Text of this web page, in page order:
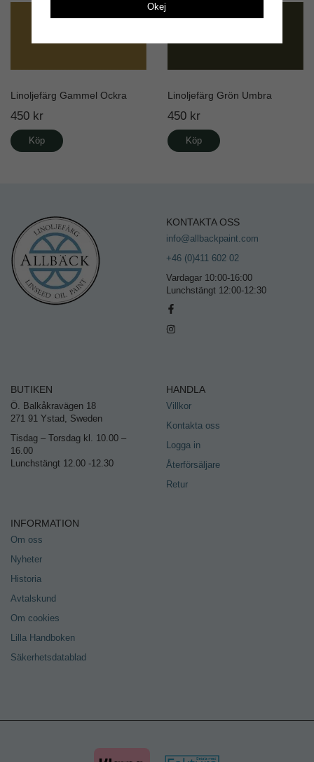
Linoljefärg Gammel Ockra
450 kr
Köp
Linoljefärg Grön Umbra
450 kr
Köp
KONTAKTA OSS
info@allbackpaint.com
+46 (0)411 602 02
Vardagar 10:00-16:00
Lunchstängt 12:00-12:30
BUTIKEN
Ö. Balkåkravägen 18
271 91 Ystad, Sweden
Tisdag – Torsdag kl. 10.00 –
16.00
Lunchstängt 12.00 -12.30
HANDLA
Villkor
Kontakta oss
Logga in
Återförsäljare
Retur
INFORMATION
Om oss
Nyheter
Historia
Avtalskund
Om cookies
Lilla Handboken
Säkerhetsdatablad
Okej